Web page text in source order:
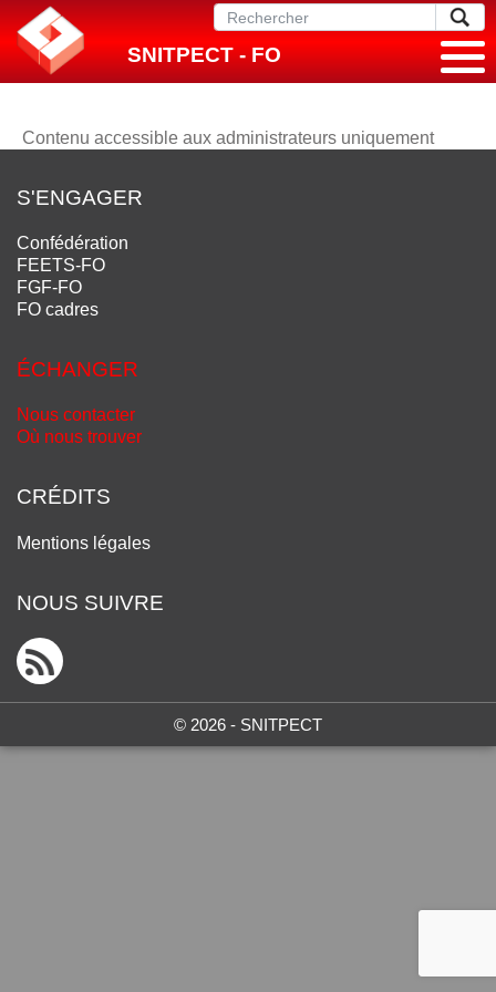
SNITPECT - FO
Contenu accessible aux administrateurs uniquement
S'ENGAGER
Confédération
FEETS-FO
FGF-FO
FO cadres
ÉCHANGER
Nous contacter
Où nous trouver
CRÉDITS
Mentions légales
NOUS SUIVRE
© 2026 - SNITPECT